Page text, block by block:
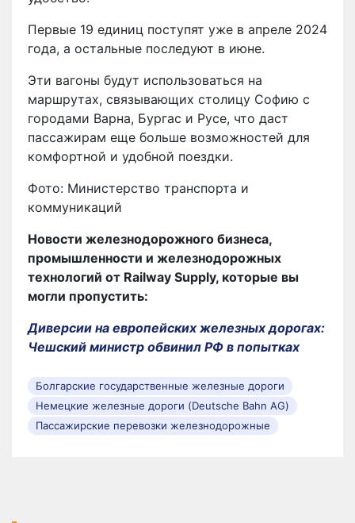
Первые 19 единиц поступят уже в апреле 2024
года, а остальные последуют в июне.
Эти вагоны будут использоваться на
маршрутах, связывающих столицу Софию с
городами Варна, Бургас и Русе, что даст
пассажирам еще больше возможностей для
комфортной и удобной поездки.
Фото: Министерство транспорта и
коммуникаций
Новости железнодорожного бизнеса,
промышленности и железнодорожных
технологий от Railway Supply, которые вы
могли пропустить:
Диверсии на европейских железных дорогах:
Чешский министр обвинил РФ в попытках
Болгарские государственные железные дороги
Немецкие железные дороги (Deutsche Bahn AG)
Пассажирские перевозки железнодорожные